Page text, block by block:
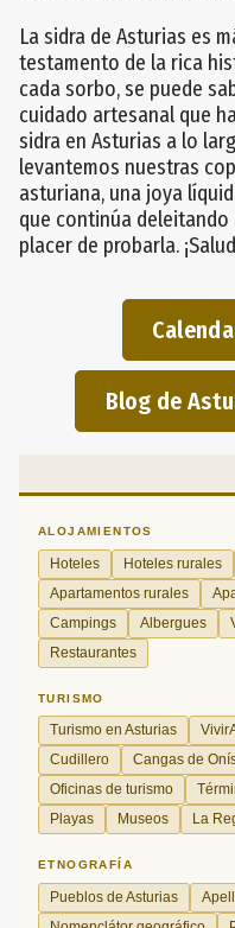
La sidra de Asturias es
testamento de la rica
cada sorbo, se puede
cuidado artesanal que
sidra en Asturias a lo
levantemos nuestras
asturiana, una joya
que continúa
placer de probarla.
Blog de